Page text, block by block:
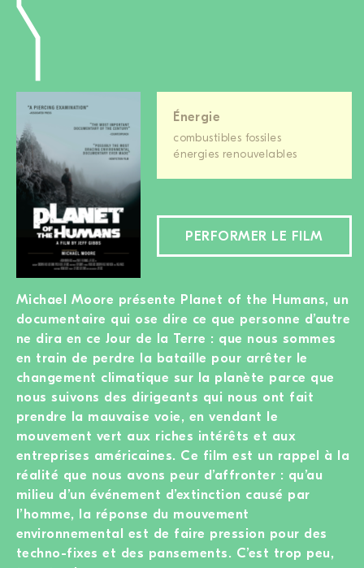
Énergie
combustibles fossiles
énergies renouvelables
PERFORMER LE FILM
Michael Moore présente Planet of the Humans, un
documentaire qui ose dire ce que personne d’autre
ne dira en ce Jour de la Terre : que nous sommes
en train de perdre la bataille pour arrêter le
changement climatique sur la planète parce que
nous suivons des dirigeants qui nous ont fait
prendre la mauvaise voie, en vendant le
mouvement vert aux riches intérêts et aux
entreprises américaines. Ce film est un rappel à la
réalité que nous avons peur d’affronter : qu’au
milieu d’un événement d’extinction causé par
l’homme, la réponse du mouvement
environnemental est de faire pression pour des
techno-fixes et des pansements. C’est trop peu,